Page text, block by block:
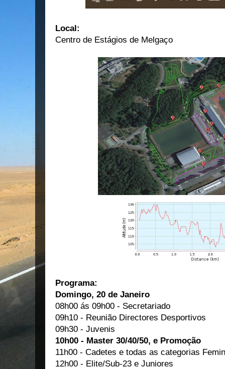
Local:
Centro de Estágios de Melgaço
Programa:
Domingo, 20 de Janeiro
08h00 ás 09h00 - Secretariado
09h10 - Reunião Directores Desportivos
09h30 - Juvenis
10h00 - Master 30/40/50, e Promoção
11h00 - Cadetes e todas as categorias
12h00 - Elite/Sub-23 e Juniores